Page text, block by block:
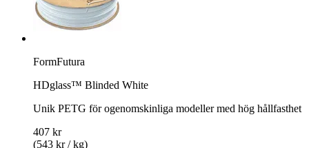
FormFutura
HDglass™ Blinded White
Unik PETG för ogenomskinliga modeller med hög hållfasthet
407 kr
(543 kr / kg)